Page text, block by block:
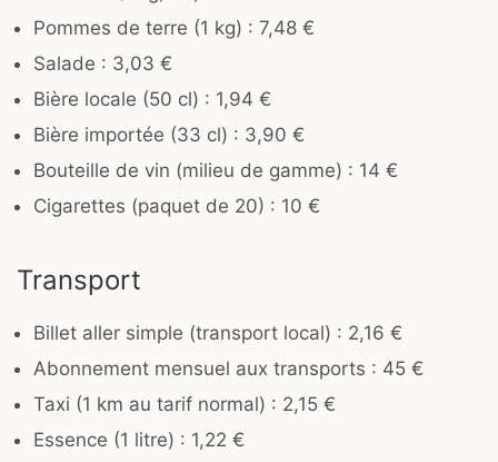
Pommes de terre (1 kg) : 7,48 €
Salade : 3,03 €
Bière locale (50 cl) : 1,94 €
Bière importée (33 cl) : 3,90 €
Bouteille de vin (milieu de gamme) : 14 €
Cigarettes (paquet de 20) : 10 €
Transport
Billet aller simple (transport local) : 2,16 €
Abonnement mensuel aux transports : 45 €
Taxi (1 km au tarif normal) : 2,15 €
Essence (1 litre) : 1,22 €